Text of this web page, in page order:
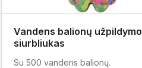
Vandens balionų užpildymo
siurbliukas
Su 500 vandens balionų.